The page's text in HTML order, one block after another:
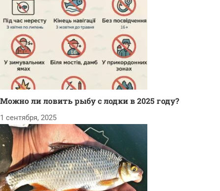
Можно ли ловить рыбу с лодки в 2025 году?
1 сентября, 2025